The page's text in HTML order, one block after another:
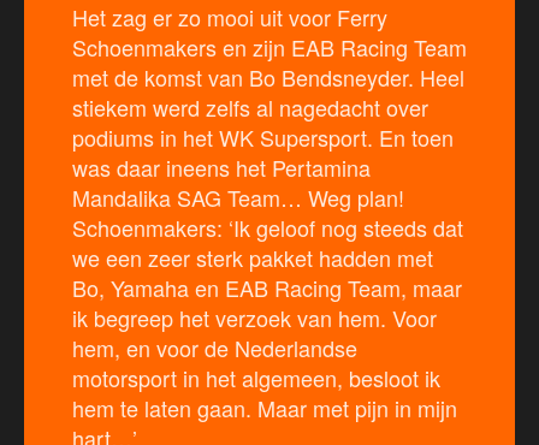
Het zag er zo mooi uit voor Ferry
Schoenmakers en zijn EAB Racing Team
met de komst van Bo Bendsneyder. Heel
stiekem werd zelfs al nagedacht over
podiums in het WK Supersport. En toen
was daar ineens het Pertamina
Mandalika SAG Team… Weg plan!
Schoenmakers: ‘Ik geloof nog steeds dat
we een zeer sterk pakket hadden met
Bo, Yamaha en EAB Racing Team, maar
ik begreep het verzoek van hem. Voor
hem, en voor de Nederlandse
motorsport in het algemeen, besloot ik
hem te laten gaan. Maar met pijn in mijn
hart…’